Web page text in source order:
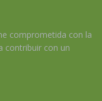
comprometida con la
contribuir con un